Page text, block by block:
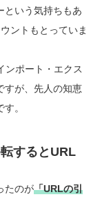
という気持ちもあ
ントもとっていま
ポート・エクス
すが、先人の知恵
。
するとURL
たのが「URLの引